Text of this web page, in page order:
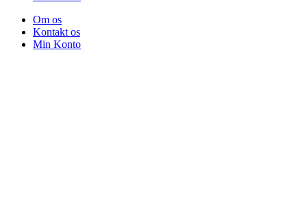
Om os
Kontakt os
Min Konto